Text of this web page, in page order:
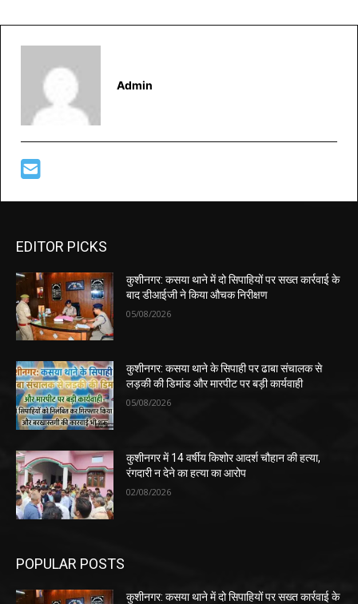
Admin
EDITOR PICKS
कुशीनगर: कसया थाने में दो सिपाहियों पर सख्त कार्रवाई के
बाद डीआईजी ने किया औचक निरीक्षण
05/08/2026
कुशीनगर: कसया थाने के सिपाही पर ढाबा संचालक से
लड़की की डिमांड और मारपीट पर बड़ी कार्यवाही
05/08/2026
कुशीनगर में 14 वर्षीय किशोर आदर्श चौहान की हत्या,
रंगदारी न देने का हत्या का आरोप
02/08/2026
POPULAR POSTS
कुशीनगर: कसया थाने में दो सिपाहियों पर सख्त कार्रवाई के